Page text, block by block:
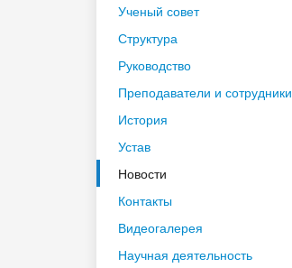
Ученый совет
Структура
Руководство
Преподаватели и сотрудники
История
Устав
Новости
Контакты
Видеогалерея
Научная деятельность